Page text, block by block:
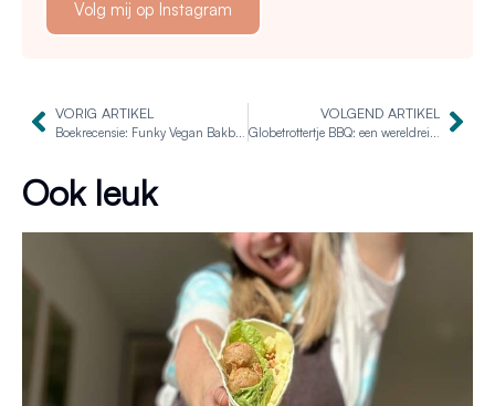
Volg mij op Instagram
VORIG ARTIKEL VOLGEND ARTIKEL
Ook leuk